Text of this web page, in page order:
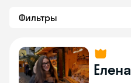
Фильтры
Елена